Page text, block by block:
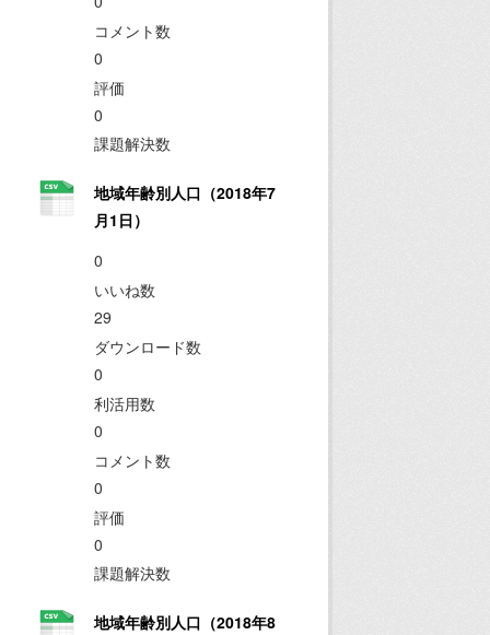
コメント数
0
評価
0
課題解決数
地域年齢別人口（2018年7
月1日）
0
いいね数
29
ダウンロード数
0
利活用数
0
コメント数
0
評価
0
課題解決数
地域年齢別人口（2018年8